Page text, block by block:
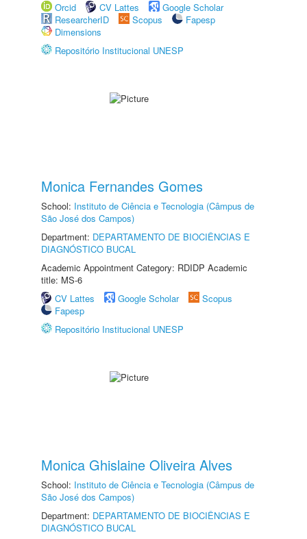
Orcid
CV Lattes
Google Scholar
ResearcherID
Scopus
Fapesp
Dimensions
Repositório Institucional UNESP
Monica Fernandes Gomes
School: Instituto de Ciência e Tecnologia (Câmpus de
São José dos Campos)
Department: DEPARTAMENTO DE BIOCIÊNCIAS E
DIAGNÓSTICO BUCAL
Academic Appointment Category: RDIDP Academic
title: MS-6
CV Lattes
Google Scholar
Scopus
Fapesp
Repositório Institucional UNESP
Monica Ghislaine Oliveira Alves
School: Instituto de Ciência e Tecnologia (Câmpus de
São José dos Campos)
Department: DEPARTAMENTO DE BIOCIÊNCIAS E
DIAGNÓSTICO BUCAL